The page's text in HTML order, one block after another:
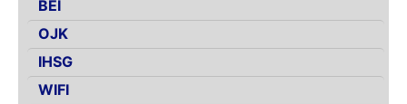
BEI
OJK
IHSG
WIFI